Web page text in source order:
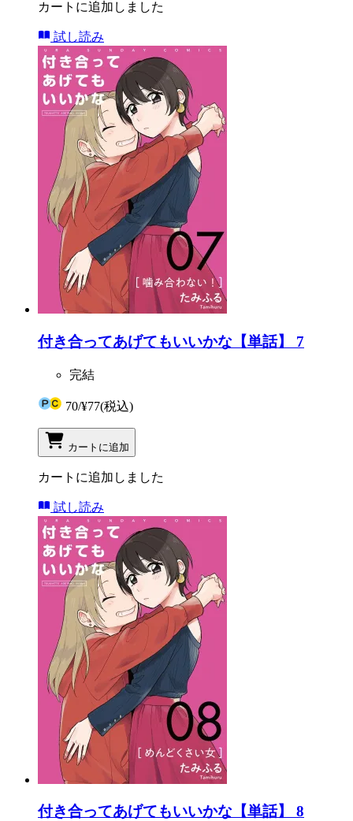
カートに追加しました
試し読み
付き合ってあげてもいいかな【単話】 7
完結
70/¥77(税込)
カートに追加
カートに追加しました
試し読み
付き合ってあげてもいいかな【単話】 8